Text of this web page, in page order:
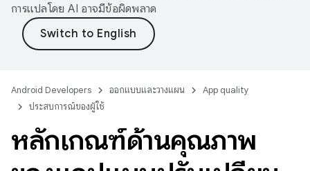
การแปลโดย AI อาจมีข้อผิดพลาด
Android Developers ออกแบบและวางแผน
App quality
ประสบการณ์ของผู้ใช้
หลักเกณฑ์ด้านคุณภาพ